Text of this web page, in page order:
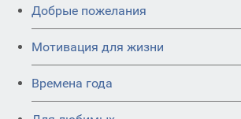
Добрые пожелания
Мотивация для жизни
Времена года